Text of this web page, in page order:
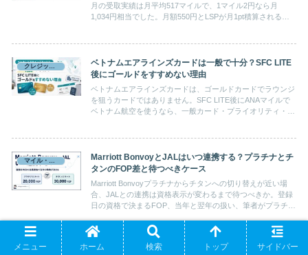
月の受取実績は月平均517マイルで、1マイル2円なら月
1,034円相当でした。月額550円とLSPが月1pt積算される条
ベトナムエアラインズカードは一般で十分？SFC LITE
後にゴールドをすすめない理由
ベトナムエアラインズカードは、ゴールドカードでラウンジ
を狙うカードではありません。SFC LITE後にANAマイルで
ベトナム航空を使うなら、一般カード・プライオリティ・パ
Marriott BonvoyとJALはいつ連携する？プラチナとチ
タンのFOP差と待つべきケース
Marriott Bonvoyプラチナからチタンへの切り替えが近い場
合、JALとの連携は資格表示が変わるまで待つべきか。登録
日の資格で決まるFOP、当年と翌年の扱い、筆者がプラチナ
メニュー ホーム 検索 トップ サイドバー